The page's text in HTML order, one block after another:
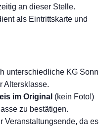
an dieser Stelle.
als Eintrittskarte und
unterschiedliche KG Sonn
Altersklasse.
im Original (kein Foto!)
zu bestätigen.
Veranstaltungsende, da es